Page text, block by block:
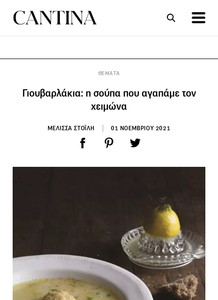
ΘΕΜΑΤΑ
Γιουβαρλάκια: η σούπα που αγαπάμε τον
χειμώνα
ΜΕΛΙΣΣΑ ΣΤΟΪΛΗ 01 ΝΟΕΜΒΡΙΟΥ 2021